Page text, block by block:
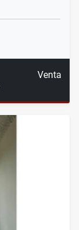
Venta